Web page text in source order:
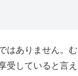
はありません。む
受していると言え